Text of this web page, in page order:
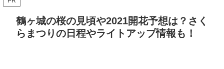
鶴ヶ城の桜の見頃や2021開花予想は？さく
らまつりの日程やライトアップ情報も！